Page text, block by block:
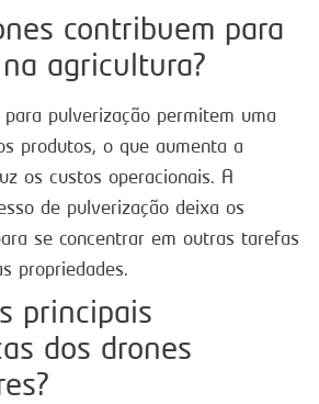
contribuem para
agricultura?
para pulverização permitem uma
produtos, o que aumenta a
os custos operacionais. A
de pulverização deixa os
se concentrar em outras tarefas
propriedades.
principais
dos drones